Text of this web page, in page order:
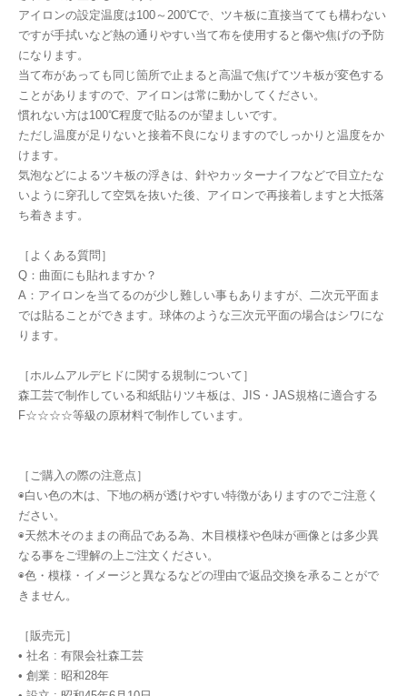
アイロンの設定温度は100～200℃で、ツキ板に直接当てても構わない
ですが手拭いなど熱の通りやすい当て布を使用すると傷や焦げの予防
になります。
当て布があっても同じ箇所で止まると高温で焦げてツキ板が変色する
ことがありますので、アイロンは常に動かしてください。
慣れない方は100℃程度で貼るのが望ましいです。
ただし温度が足りないと接着不良になりますのでしっかりと温度をか
けます。
気泡などによるツキ板の浮きは、針やカッターナイフなどで目立たな
いように穿孔して空気を抜いた後、アイロンで再接着しますと大抵落
ち着きます。
［よくある質問］
Q：曲面にも貼れますか？
A：アイロンを当てるのが少し難しい事もありますが、二次元平面ま
では貼ることができます。球体のような三次元平面の場合はシワにな
ります。
［ホルムアルデヒドに関する規制について］
森工芸で制作している和紙貼りツキ板は、JIS・JAS規格に適合する
F☆☆☆☆等級の原材料で制作しています。
［ご購入の際の注意点］
◉白い色の木は、下地の柄が透けやすい特徴がありますのでご注意く
ださい。
◉天然木そのままの商品である為、木目模様や色味が画像とは多少異
なる事をご理解の上ご注文ください。
◉色・模様・イメージと異なるなどの理由で返品交換を承ることがで
きません。
［販売元］
• 社名 : 有限会社森工芸
• 創業 : 昭和28年